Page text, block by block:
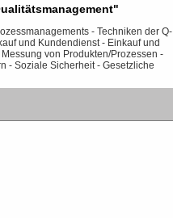
- Techniken der Q-
und Kundendienst - Einkauf und
von Produkten/Prozessen -
- Soziale Sicherheit - Gesetzliche